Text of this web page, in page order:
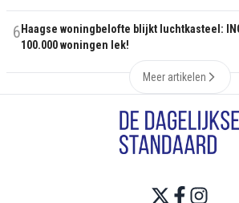
6 Haagse woningbelofte blijkt luchtkasteel:
100.000 woningen lek!
Meer artikelen